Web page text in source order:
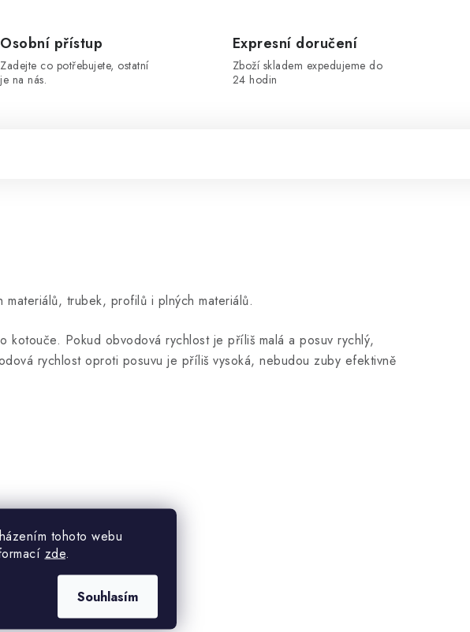
tohoto webu
zde.
Souhlasím
Osobní přístup
Zadejte co potřebujete, ostatní
je na nás.
Expresní doručení
Zboží skladem expedujeme do
24 hodin
trubek, profilů i plných materiálů.
Pokud obvodová rychlost je příliš malá a posuv rychlý,
rychlost oproti posuvu je příliš vysoká, nebudou zuby efektivně